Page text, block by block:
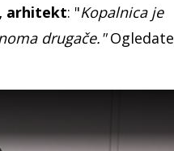
arhitekt: "Kopalnica je
drugače."Ogledate